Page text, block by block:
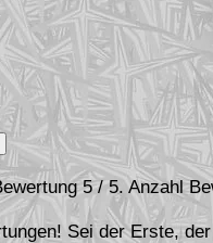
5/ 5. Anzahl
Sei der Erste,